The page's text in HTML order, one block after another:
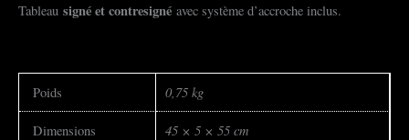
Tableau signé et contresigné avec système d’accroche inclus.
Poids 0,75 kg
Dimensions 45 × 5 × 55 cm